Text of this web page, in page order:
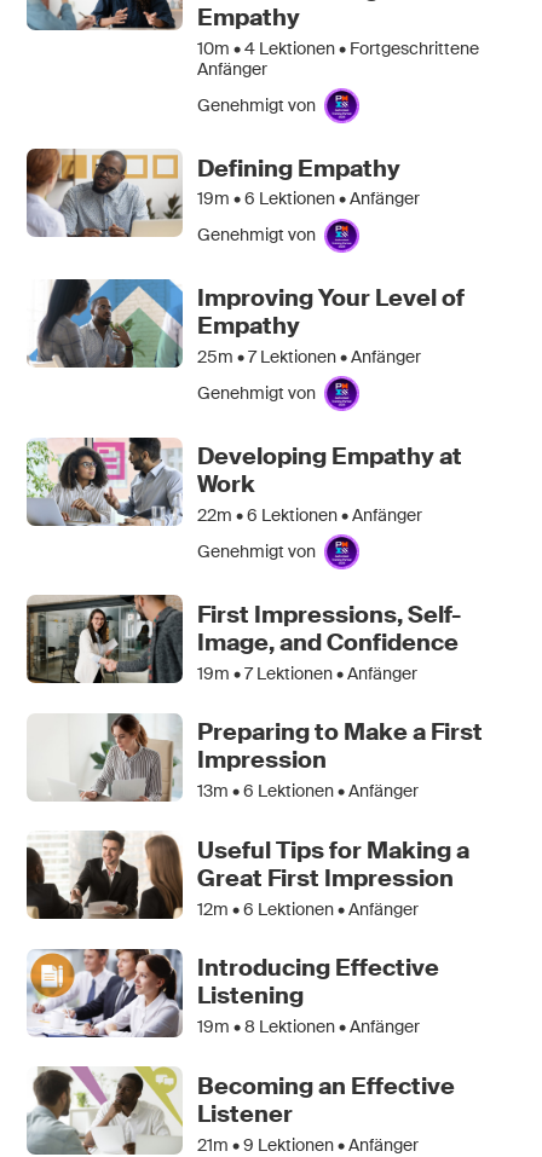
Empathy
10m •4 Lektionen • Fortgeschrittene
Anfänger
Genehmigt von
Defining Empathy
19m •6 Lektionen • Anfänger
Genehmigt von
Improving Your Level of
Empathy
25m •7Lektionen • Anfänger
Genehmigt von
Developing Empathy at
Work
22m •6 Lektionen • Anfänger
Genehmigt von
First Impressions, Self-
Image, and Confidence
19m •7Lektionen • Anfänger
Preparing to Make a First
Impression
13m •6 Lektionen • Anfänger
Useful Tips for Making a
Great First Impression
12m •6 Lektionen • Anfänger
Introducing Effective
Listening
19m •8 Lektionen • Anfänger
Becoming an Effective
Listener
21m •9 Lektionen • Anfänger